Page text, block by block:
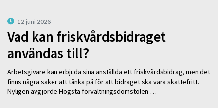
12 juni 2026
Vad kan friskvårdsbidraget
användas till?
Arbetsgivare kan erbjuda sina anställda ett friskvårdsbidrag, men det
finns några saker att tänka på för att bidraget ska vara skattefritt.
Nyligen avgjorde Högsta förvaltningsdomstolen …